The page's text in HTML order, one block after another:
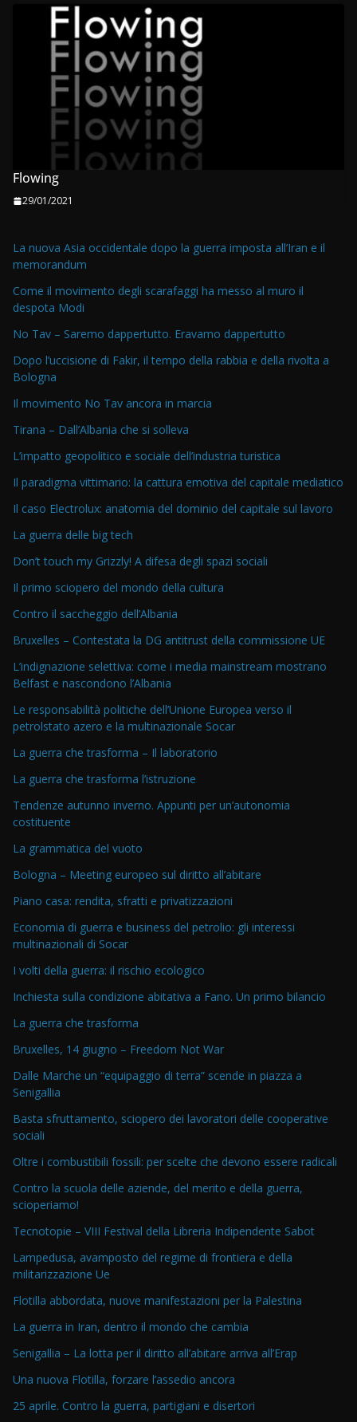
Flowing
29/01/2021
La nuova Asia occidentale dopo la guerra imposta all’Iran e il
memorandum
Come il movimento degli scarafaggi ha messo al muro il
despota Modi
No Tav – Saremo dappertutto. Eravamo dappertutto
Dopo l’uccisione di Fakir, il tempo della rabbia e della rivolta a
Bologna
Il movimento No Tav ancora in marcia
Tirana – Dall’Albania che si solleva
L’impatto geopolitico e sociale dell’industria turistica
Il paradigma vittimario: la cattura emotiva del capitale mediatico
Il caso Electrolux: anatomia del dominio del capitale sul lavoro
La guerra delle big tech
Don’t touch my Grizzly! A difesa degli spazi sociali
Il primo sciopero del mondo della cultura
Contro il saccheggio dell’Albania
Bruxelles – Contestata la DG antitrust della commissione UE
L’indignazione selettiva: come i media mainstream mostrano
Belfast e nascondono l’Albania
Le responsabilità politiche dell’Unione Europea verso il
petrolstato azero e la multinazionale Socar
La guerra che trasforma – Il laboratorio
La guerra che trasforma l’istruzione
Tendenze autunno inverno. Appunti per un’autonomia
costituente
La grammatica del vuoto
Bologna – Meeting europeo sul diritto all’abitare
Piano casa: rendita, sfratti e privatizzazioni
Economia di guerra e business del petrolio: gli interessi
multinazionali di Socar
I volti della guerra: il rischio ecologico
Inchiesta sulla condizione abitativa a Fano. Un primo bilancio
La guerra che trasforma
Bruxelles, 14 giugno – Freedom Not War
Dalle Marche un “equipaggio di terra” scende in piazza a
Senigallia
Basta sfruttamento, sciopero dei lavoratori delle cooperative
sociali
Oltre i combustibili fossili: per scelte che devono essere radicali
Contro la scuola delle aziende, del merito e della guerra,
scioperiamo!
Tecnotopie – VIII Festival della Libreria Indipendente Sabot
Lampedusa, avamposto del regime di frontiera e della
militarizzazione Ue
Flotilla abbordata, nuove manifestazioni per la Palestina
La guerra in Iran, dentro il mondo che cambia
Senigallia – La lotta per il diritto all’abitare arriva all’Erap
Una nuova Flotilla, forzare l’assedio ancora
25 aprile. Contro la guerra, partigiani e disertori